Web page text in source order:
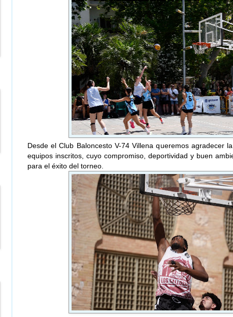
Desde el Club Baloncesto V-74 Villena queremos agradecer
equipos inscritos, cuyo compromiso, deportividad y buen
para el éxito del torneo.